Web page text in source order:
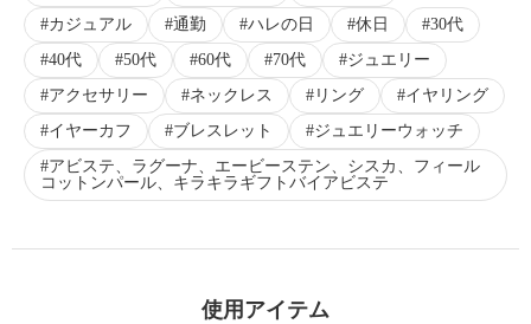
カジュアル
通勤 ハレの日 休日
30代
40代
50代 60代 70代
ジュエリー
アクセサリー
ネックレス リング
イヤリング
イヤーカフ
ブレスレット
ジュエリーウォッチ
アビステ、ラグーナ、エービーステン、シスカ、フィール
コットンパール、キラキラギフトバイアビステ
使用アイテム